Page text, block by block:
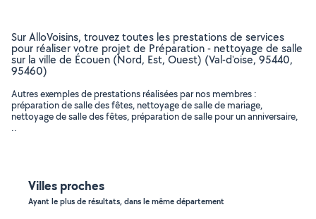
Sur AlloVoisins, trouvez toutes les prestations de services
pour réaliser votre projet de Préparation - nettoyage de salle
sur la ville de Écouen (Nord, Est, Ouest) (Val-d'oise, 95440,
95460)
Autres exemples de prestations réalisées par nos membres :
préparation de salle des fêtes, nettoyage de salle de mariage,
nettoyage de salle des fêtes, préparation de salle pour un anniversaire,
..
Villes proches
Ayant le plus de résultats, dans le même département